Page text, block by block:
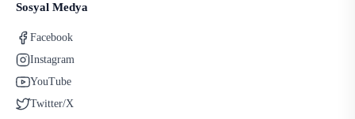
Sosyal Medya
Facebook
Instagram
YouTube
Twitter/X